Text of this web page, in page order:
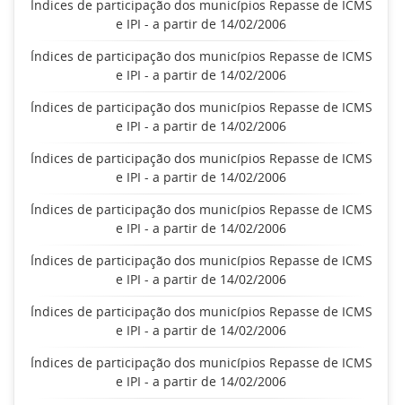
Índices de participação dos municípios Repasse de ICMS
e IPI - a partir de 14/02/2006
Índices de participação dos municípios Repasse de ICMS
e IPI - a partir de 14/02/2006
Índices de participação dos municípios Repasse de ICMS
e IPI - a partir de 14/02/2006
Índices de participação dos municípios Repasse de ICMS
e IPI - a partir de 14/02/2006
Índices de participação dos municípios Repasse de ICMS
e IPI - a partir de 14/02/2006
Índices de participação dos municípios Repasse de ICMS
e IPI - a partir de 14/02/2006
Índices de participação dos municípios Repasse de ICMS
e IPI - a partir de 14/02/2006
Índices de participação dos municípios Repasse de ICMS
e IPI - a partir de 14/02/2006